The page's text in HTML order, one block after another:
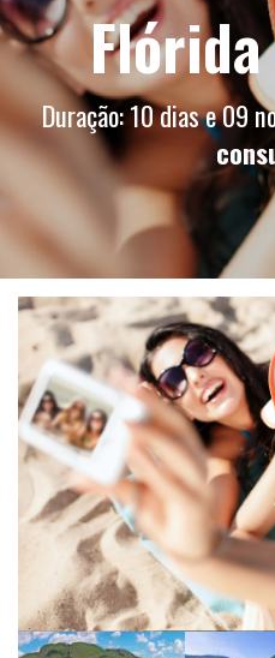
Duração: 10 dias e 09